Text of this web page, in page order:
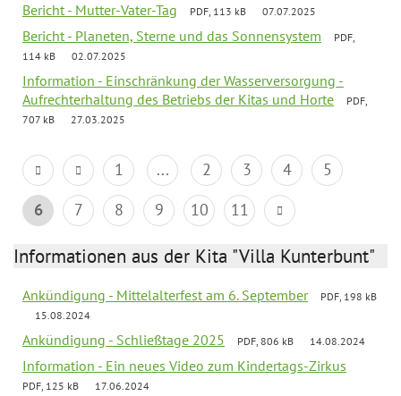
Bericht - Mutter-Vater-Tag PDF, 113 kB 07.07.2025
Bericht - Planeten, Sterne und das Sonnensystem
PDF,
114 kB
02.07.2025
Information - Einschränkung der Wasserversorgung -
Aufrechterhaltung des Betriebs der Kitas und Horte
PDF,
707 kB
27.03.2025
1 ... 2 3 4
5
6
7 8 9 10 11
Informationen aus der Kita "Villa Kunterbunt"
Ankündigung - Mittelalterfest am 6. September
PDF, 198 kB
15.08.2024
Ankündigung - Schließtage 2025 PDF, 806 kB 14.08.2024
Information - Ein neues Video zum Kindertags-Zirkus
PDF, 125 kB 17.06.2024